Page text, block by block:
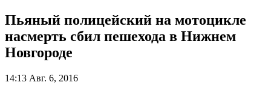
Пьяный полицейский на мотоцикле
насмерть сбил пешехода в Нижнем
Новгороде
14:13 Авг. 6, 2016